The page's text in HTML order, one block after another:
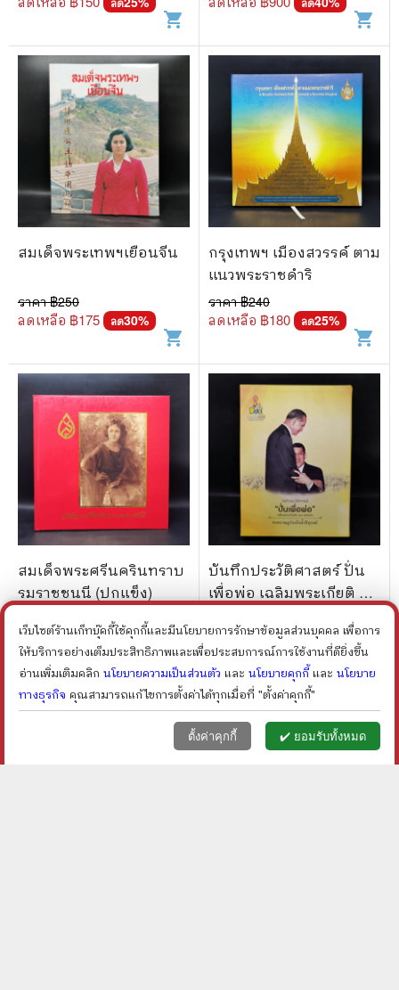
shopping_cart shopping_cart
สมเด็จพระเทพฯเยือนจีน
ราคา ฿250
ลดเหลือ ฿175 ลด30%
shopping_cart
กรุงเทพฯ เมืองสวรรค์ ตาม
แนวพระราชดำริ
ราคา ฿240
ลดเหลือ ฿180 ลด25%
shopping_cart
สมเด็จพระศรีนครินทราบ
รมราชชนนี (ปกแข็ง)
ลดเหลือ ฿150 ลด25%
shopping_cart
บันทึกประวัติศาสตร์ ปั่น
เพื่อพ่อ เฉลิมพระเกียติ 88
ลดเหลือ ฿360 ลด40%
shopping_cart
ตะกร้า (0 faceเมนูลูกค้า
เว็บไซต์ร้านเก็ทบุ๊คกี้ใช้คุกกี้และมีนโยบายการรักษาข้อมูลส่วนบุคคล เพื่อการ
ให้บริการอย่างเต็มประสิทธิภาพและเพื่อประสบการณ์การใช้งานที่ดียิ่งขึ้น
อ่านเพิ่มเติมคลิก นโยบายความเป็นส่วนตัว และ นโยบายคุกกี้ และ นโยบาย
ทางธุรกิจ คุณสามารถแก้ไขการตั้งค่าได้ทุกเมื่อที่ "ตั้งค่าคุกกี้"
ตั้งค่าคุกกี้ ✔️ ยอมรับทั้งหมด